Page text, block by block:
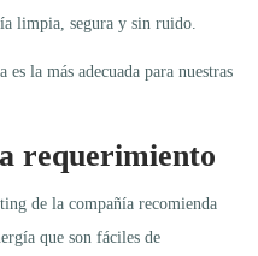
limpia, segura y sin ruido.
la más adecuada para nuestras
requerimiento
de la compañía recomienda
que son fáciles de